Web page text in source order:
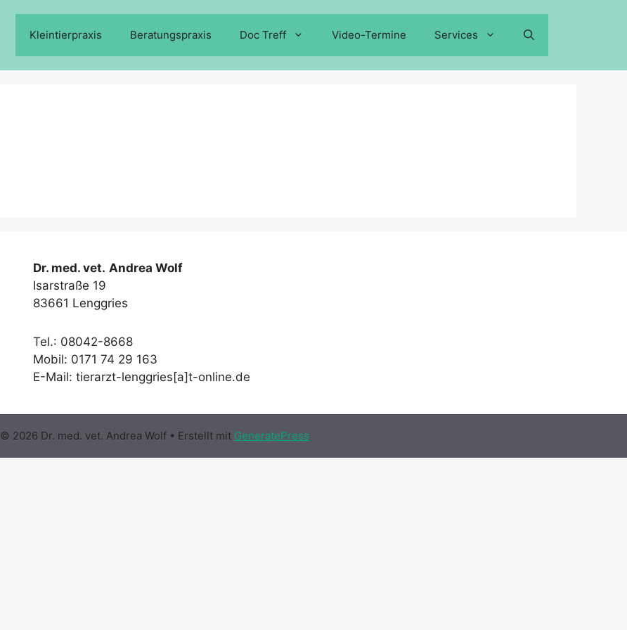
Kleintierpraxis Beratungspraxis Doc Treff Video-Termine Services
Dr. med. vet. Andrea Wolf
Isarstraße 19
83661 Lenggries
Tel.: 08042-8668
Mobil: 0171 74 29 163
E-Mail: tierarzt-lenggries[a]t-online.de
© 2026 Dr. med. vet. Andrea Wolf • Erstellt mit GeneratePress